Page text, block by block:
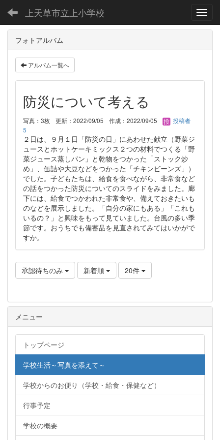
上天草市立上小学校
フォトアルバム
アルバム一覧へ
防災について考える
写真：3枚 更新：2022/09/05 作成：2022/09/05
投稿者
5
２日は、９月１日「防災の日」にあわせた献立（野菜ジ
ュースとホットケーキミックス２つの材料でつくる「野
菜ジュース蒸しパン」と乾物をつかった「ストック炒
め」、缶詰や大豆などをつかった「チキンビーンズ」）
でした。子どもたちは、給食を食べながら、非常食など
の話をつかった防災についてのスライドをみました。廊
下には、給食でつかわれた非常食や、備えておきたいも
のなどを展示しました。「自分の家にもある」「これも
いるの？」と興味をもって見ていました。台風の多い季
節です。おうちでも備蓄品を見直されてみてはいかがで
すか。
承認待ちのみ 新着順 20件
メニュー
トップページ
学校生活～写真を添えて～
学校からのお便り（学校・給食・保健など）
行事予定
学校の概要